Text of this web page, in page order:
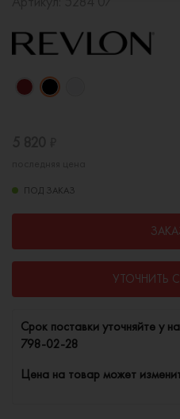
ПОД ЗАКАЗ
УТОЧНИТЬ
Cрок поставки уточняйте у
798-02-28
Цена на товар может